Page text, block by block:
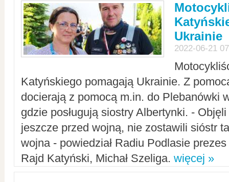
Ukrainie
2022-06-21
Katyńskiego pomagają Ukrainie. Z
docierają z pomocą m.in. do Plebanówki
gdzie posługują siostry Albertynki. -
jeszcze przed wojną, nie zostawili sióstr
wojna - powiedział Radiu Podlasie
Rajd Katyński, Michał Szeliga. więcej »